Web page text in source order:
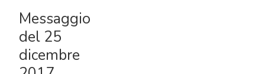
non avete Dio. Perciò
pregate affinché la
preghiera sia per voi vita.
Nella natura cercate Dio
Messaggio
del 25
dicembre